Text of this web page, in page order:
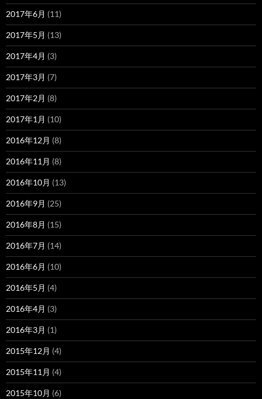
2017年6月 (11)
2017年5月 (13)
2017年4月 (3)
2017年3月 (7)
2017年2月 (8)
2017年1月 (10)
2016年12月 (8)
2016年11月 (8)
2016年10月 (13)
2016年9月 (25)
2016年8月 (15)
2016年7月 (14)
2016年6月 (10)
2016年5月 (4)
2016年4月 (3)
2016年3月 (1)
2015年12月 (4)
2015年11月 (4)
2015年10月 (6)